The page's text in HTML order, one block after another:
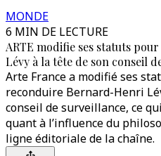
MONDE
6 MIN DE LECTURE
ARTE modifie ses statuts
Lévy à la tête de son conseil
Arte France a modifié ses
reconduire Bernard-Henri
conseil de surveillance, ce
quant à l’influence du
ligne éditoriale de la chaîne.